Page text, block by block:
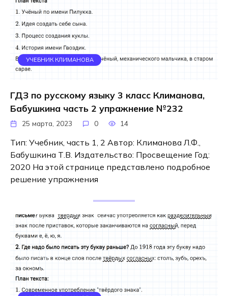
УЧЕБНИК КЛИМАНОВА
ГДЗ по русскому языку 3 класс Климанова,
Бабушкина часть 2 упражнение №232
25 марта, 2023 0 14
Тип: Учебник, часть 1, 2 Автор: Климанова Л.Ф.,
Бабушкина Т.В. Издательство: Просвещение Год:
2020 На этой странице представлено подробное
решение упражнения